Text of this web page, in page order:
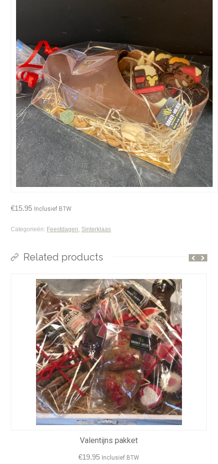
€15.95 Inclusief BTW
Categorieën: Feestdagen Sinterklaas
Related products
Valentijns pakket
€19.95 Inclusief BTW